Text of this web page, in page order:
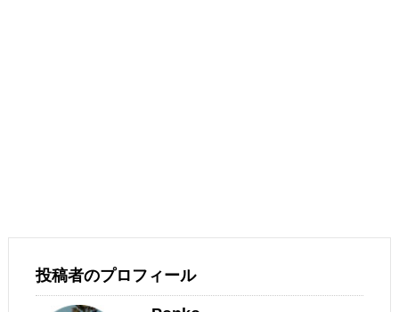
投稿者のプロフィール